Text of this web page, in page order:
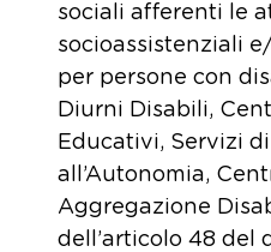
sociali afferenti le
socioassistenziali
per persone con
Diurni Disabili,
Educativi, Servizi
all’Autonomia,
Aggregazione
dell’articolo 48 del